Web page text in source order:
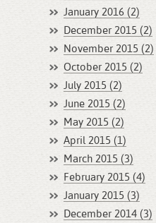
January 2016 (2)
December 2015 (2)
November 2015 (2)
October 2015 (2)
July 2015 (2)
June 2015 (2)
May 2015 (2)
April 2015 (1)
March 2015 (3)
February 2015 (4)
January 2015 (3)
December 2014 (3)